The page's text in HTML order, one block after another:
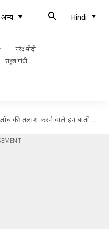
अन्य Hindi
नरेंद्र मोदी
राहुल गांधी
तलाश करने वाले इन बातों का रखें ध्यान, जल्द मिलेगी नौकरी